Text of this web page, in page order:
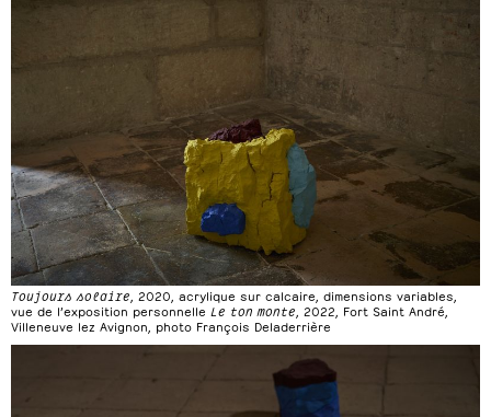
Toujours solaire , 2020, acrylique sur calcaire, dimensions variables,
vue de l’exposition personnelle Le ton monte , 2022, Fort Saint André,
Villeneuve lez Avignon, photo François Deladerrière